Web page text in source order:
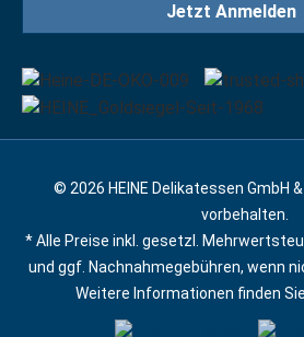
Jetzt Anmelden
© 2026 HEINE Delikatessen GmbH
vorbehalten.
* Alle Preise inkl. gesetzl.
und ggf. Nachnahmegebühren, wenn
Weitere Informationen finden